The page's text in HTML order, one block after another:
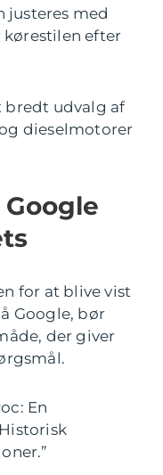
justeres med
efter
bredt udvalg af
dieselmotorer
for at blive vist
Google, bør
der giver
En